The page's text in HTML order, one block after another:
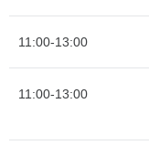
11:00-13:00
11:00-13:00